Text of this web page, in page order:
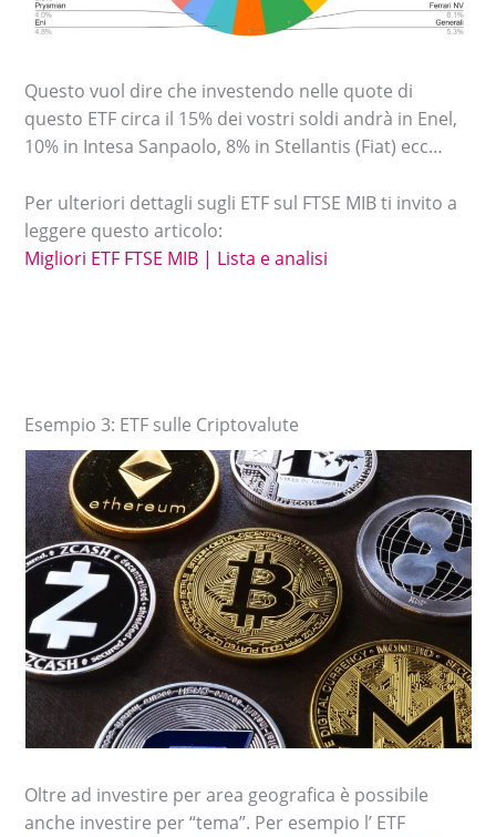
Questo vuol dire che investendo nelle quote di
questo ETF circa il 15% dei vostri soldi andrà in Enel,
10% in Intesa Sanpaolo, 8% in Stellantis (Fiat) ecc…
Per ulteriori dettagli sugli ETF sul FTSE MIB ti invito a
leggere questo articolo:
Migliori ETF FTSE MIB | Lista e analisi
Esempio 3: ETF sulle Criptovalute
Oltre ad investire per area geografica è possibile
anche investire per “tema”. Per esempio l’ ETF